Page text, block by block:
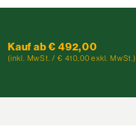
Kauf ab € 492,00
(inkl. MwSt. / € 410,00 exkl. MwSt.)